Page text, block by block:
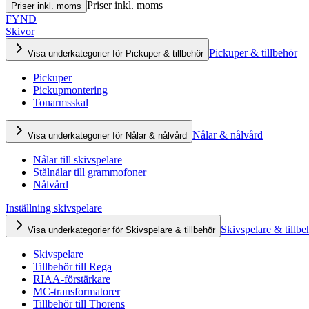
Priser inkl. moms Priser inkl. moms
FYND
Skivor
Visa underkategorier för Pickuper & tillbehör Pickuper & tillbehör
Pickuper
Pickupmontering
Tonarmsskal
Visa underkategorier för Nålar & nålvård Nålar & nålvård
Nålar till skivspelare
Stålnålar till grammofoner
Nålvård
Inställning skivspelare
Visa underkategorier för Skivspelare & tillbehör Skivspelare &
Skivspelare
Tillbehör till Rega
RIAA-förstärkare
MC-transformatorer
Tillbehör till Thorens